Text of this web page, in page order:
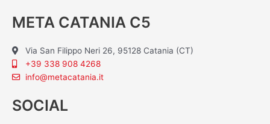
META CATANIA C5
Via San Filippo Neri 26, 95128 Catania (CT)
+39 338 908 4268
info@metacatania.it
SOCIAL